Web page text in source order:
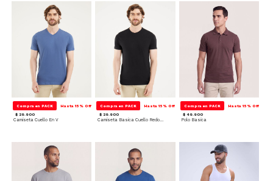
Compra en PACK Hasta 15% Off
$ 29.900
Camiseta Cuello En V
Compra en PACK Hasta 15% Off
$ 29.900
Camiseta Basica Cuello Redondo
Compra en PACK Hasta 15% Off
$ 49.900
Polo Basica